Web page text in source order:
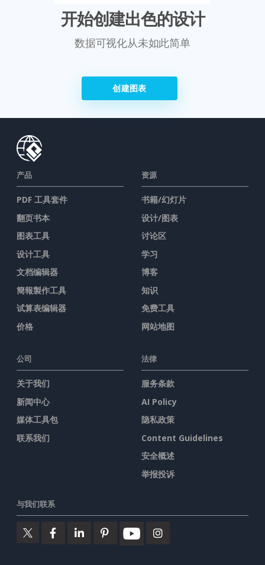
开始创建出色的设计
数据可视化从未如此简单
创建图表
产品
PDF 工具套件
翻页书本
图表工具
设计工具
文档编辑器
簡報製作工具
试算表编辑器
价格
资源
书籍/幻灯片
设计/图表
讨论区
学习
博客
知识
免费工具
网站地图
公司
关于我们
新闻中心
媒体工具包
联系我们
法律
服务条款
AI Policy
隐私政策
Content Guidelines
安全概述
举报投诉
与我们联系